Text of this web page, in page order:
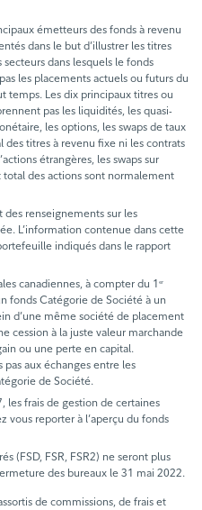
émetteurs des fonds à revenu
dans le but d’illustrer les titres
dans lesquels le fonds
les placements actuels ou futurs du
temps. Les dix principaux titres ou
pas les liquidités, les quasi-
les options, les swaps de taux
des titres à revenu fixe ni les contrats
étrangères, les swaps sur
des actions sont normalement
renseignements sur les
L’information contenue dans cette
indiqués dans le rapport
canadiennes, à compter du 1 er
fonds Catégorie de Société à un
d’une même société de placement
cession à la juste valeur marchande
ou une perte en capital.
aux échanges entre les
de Société.
les frais de gestion de certaines
vous reporter à l’aperçu du fonds
(FSD, FSR, FSR2) ne seront plus
des bureaux le 31 mai 2022.
de commissions, de frais et